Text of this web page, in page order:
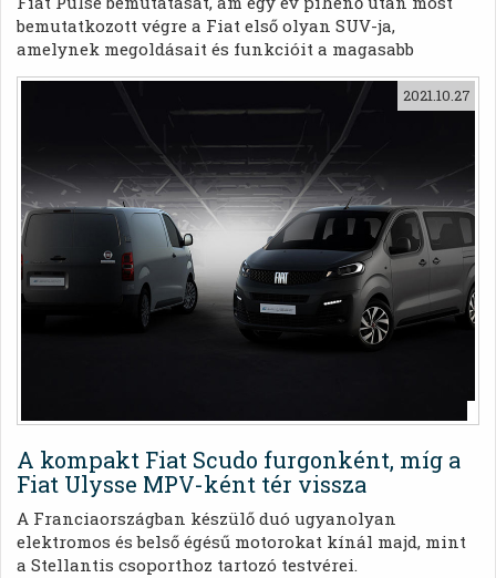
bemutatkozott végre a Fiat első olyan SUV-ja,
amelynek megoldásait és funkcióit a magasabb
szegmensekből származó versenytársak is irigyelni
A kompakt Fiat Scudo furgonként, míg a
Fiat Ulysse MPV-ként tér vissza
2021.10.27
A Franciaországban készülő duó ugyanolyan
elektromos és belső égésű motorokat kínál majd, mint
a Stellantis csoporthoz tartozó testvérei.